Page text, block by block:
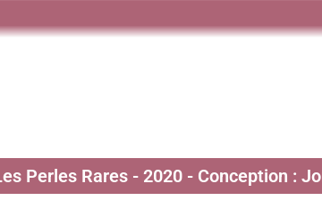
Perles Rares - 2020 - Conception :